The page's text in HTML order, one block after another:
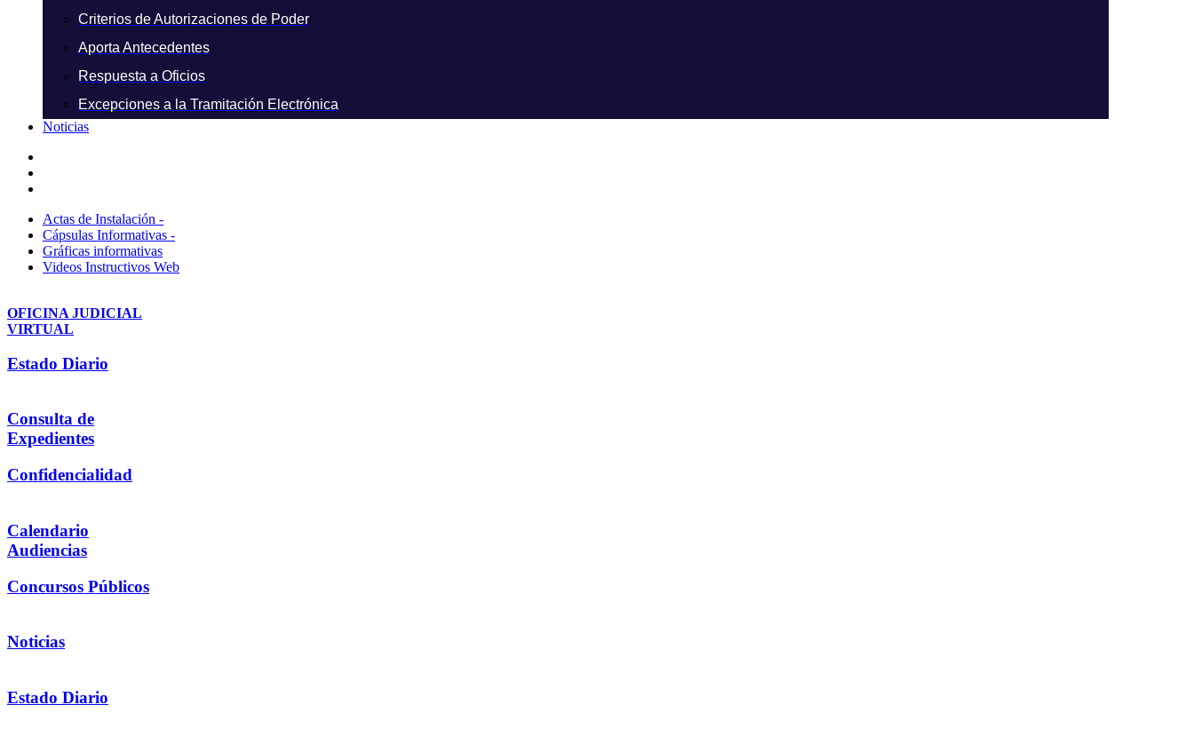
Criterios de Autorizaciones de Poder
Aporta Antecedentes
Respuesta a Oficios
Excepciones a la Tramitación Electrónica
Noticias
Actas de Instalación -
Cápsulas Informativas -
Gráficas informativas
Videos Instructivos Web
OFICINA JUDICIAL
VIRTUAL
Estado Diario
Consulta de
Expedientes
Confidencialidad
Calendario
Audiencias
Concursos Públicos
Noticias
Estado Diario